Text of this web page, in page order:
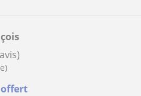
offert